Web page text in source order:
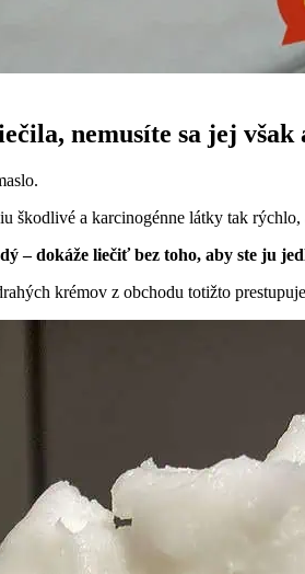
nemusíte sa jej
škodlivé a karcinogénne látky tak
– dokáže liečiť bez toho, aby ste ju
krémov z obchodu totižto prestupuje